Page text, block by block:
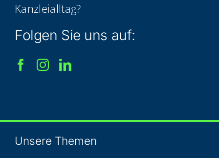
Kanzleialltag?
Fol­gen Sie uns auf:
Unse­re Themen